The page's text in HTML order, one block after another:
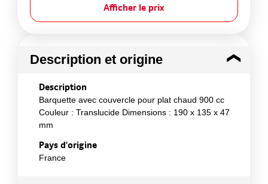
Afficher le prix
Description et origine
Description
Barquette avec couvercle pour plat chaud 900 cc
Couleur : Translucide Dimensions : 190 x 135 x 47
mm
Pays d'origine
France